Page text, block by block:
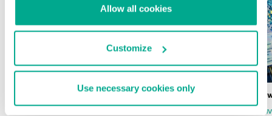
Allow all cookies
Customize
Use necessary cookies only
Wardriving en México: preparativos para
la Copa Mundial de Fútbol 2026
Estado del
MARC